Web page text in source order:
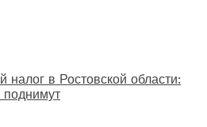
налог в Ростовской области:
поднимут